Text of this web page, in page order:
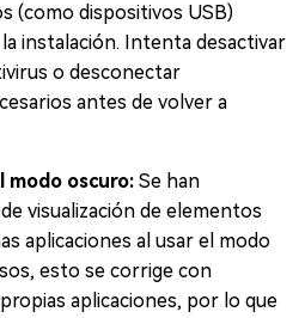
(como dispositivos USB)
instalación. Intenta desactivar
o desconectar
antes de volver a
modo oscuro: Se han
visualización de elementos
aplicaciones al usar el modo
esto se corrige con
aplicaciones, por lo que